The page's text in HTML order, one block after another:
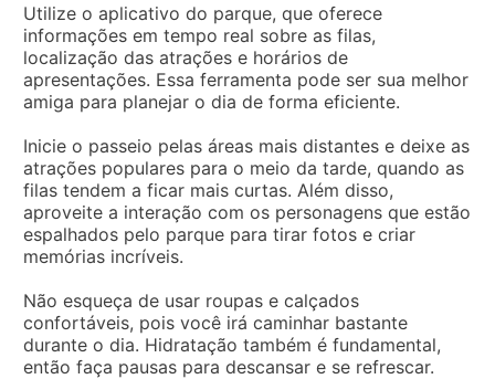
Utilize o aplicativo do parque, que oferece
informações em tempo real sobre as filas,
localização das atrações e horários de
apresentações. Essa ferramenta pode ser sua melhor
amiga para planejar o dia de forma eficiente.
Inicie o passeio pelas áreas mais distantes e deixe as
atrações populares para o meio da tarde, quando as
filas tendem a ficar mais curtas. Além disso,
aproveite a interação com os personagens que estão
espalhados pelo parque para tirar fotos e criar
memórias incríveis.
Não esqueça de usar roupas e calçados
confortáveis, pois você irá caminhar bastante
durante o dia. Hidratação também é fundamental,
então faça pausas para descansar e se refrescar.